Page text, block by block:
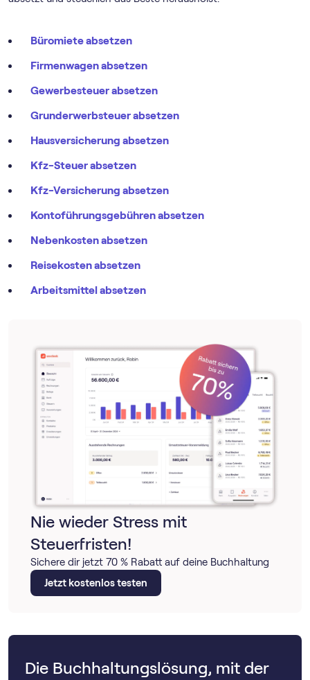
Nie wieder Stress mit
Steuerfristen!
Sichere dir jetzt 70 % Rabatt auf deine Buchhaltung
Jetzt kostenlos testen
Kredit ausschließlich der Vermietung dient.
Büromiete absetzen
Firmenwagen absetzen
Gewerbesteuer absetzen
Grunderwerbsteuer absetzen
Hausversicherung absetzen
Kfz-Steuer absetzen
Kfz-Versicherung absetzen
Kontoführungsgebühren absetzen
Nebenkosten absetzen
Reisekosten absetzen
Arbeitsmittel absetzen
Die Buchhaltungslösung, mit der